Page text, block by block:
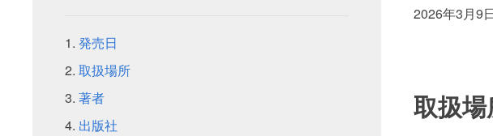
発売日
取扱場所
著者
出版社
2026年3月9日
取扱